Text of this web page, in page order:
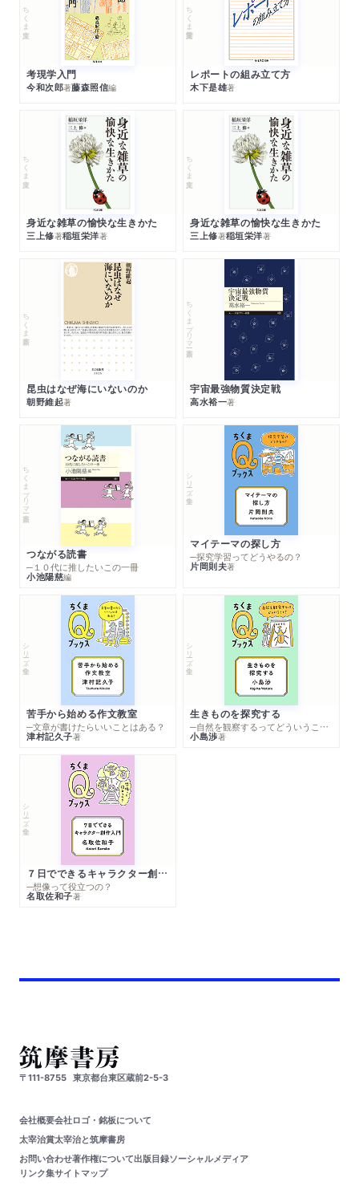
ちくま文庫
考現学入門
今和次郎著藤森照信編
ちくま学芸文庫
レポートの組み立て方
木下是雄著
ちくま文庫
身近な雑草の愉快な生きかた
三上修著稲垣栄洋著
ちくま文庫
身近な雑草の愉快な生きかた
三上修著稲垣栄洋著
ちくま新書
昆虫はなぜ海にいないのか
朝野維起著
ちくまプリマー新書
宇宙最強物質決定戦
高水裕一著
ちくまプリマー新書
つながる読書
─１０代に推したいこの一冊
小池陽慈編
シリーズ・全集
マイテーマの探し方
─探究学習ってどうやるの？
片岡則夫著
シリーズ・全集
苦手から始める作文教室
─文章が書けたらいいことはある？
津村記久子著
シリーズ・全集
生きものを探究する
─自然を観察するってどういうこと？
小島渉著
シリーズ・全集
７日でできるキャラクター創作入門
─想像って役立つの？
名取佐和子著
〒111-8755 東京都台東区蔵前2-5-3
会社概要会社ロゴ・銘板について
太宰治賞太宰治と筑摩書房
お問い合わせ著作権について出版目録ソーシャルメディア
リンク集サイトマップ